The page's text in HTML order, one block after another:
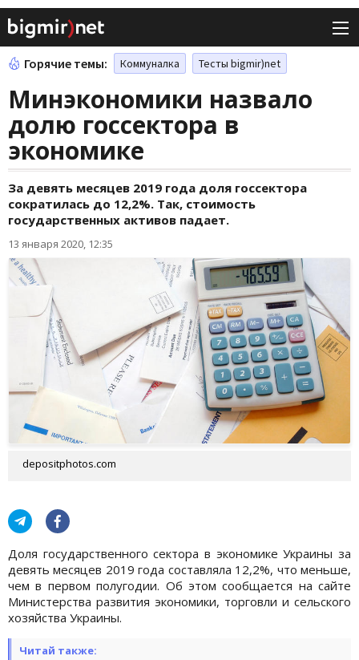
Горячие темы: Коммуналка Тесты bigmir)net
Минэкономики назвало
долю госсектора в
экономике
За девять месяцев 2019 года доля госсектора
сократилась до 12,2%. Так, стоимость
государственных активов падает.
13 января 2020, 12:35
depositphotos.com
Доля государственного сектора в экономике Украины за
девять месяцев 2019 года составляла 12,2%, что меньше,
чем в первом полугодии. Об этом сообщается на сайте
Министерства развития экономики, торговли и сельского
хозяйства Украины.
Читай также: